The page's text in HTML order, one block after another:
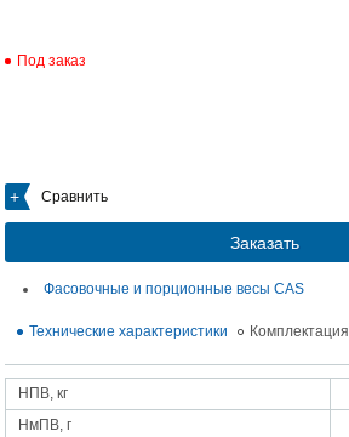
Под заказ
Сравнить
Заказать
Фасовочные и порционные весы CAS
Технические характеристики Комплектация
НПВ, кг
НмПВ, г